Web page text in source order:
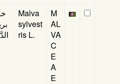
Malva
sylvest
ris L.
M
AL
VA
C
E
A
E